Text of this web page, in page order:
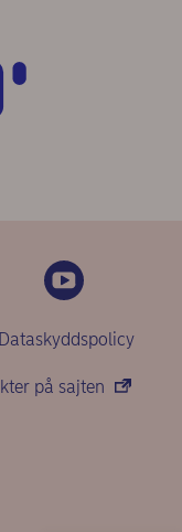
Dataskyddspolicy
på sajten